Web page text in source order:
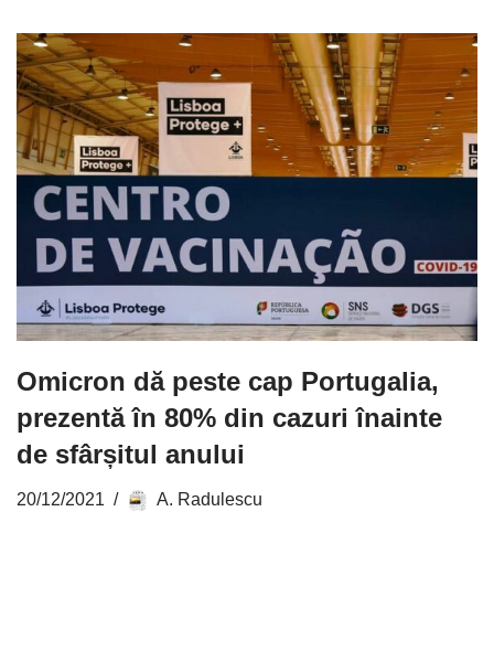
Omicron dă peste cap Portugalia,
prezentă în 80% din cazuri înainte
de sfârșitul anului
20/12/2021 A. Radulescu